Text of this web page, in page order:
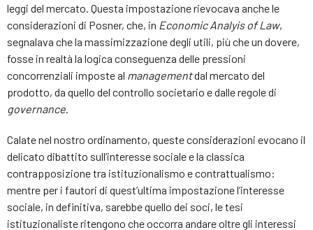
leggi del mercato. Questa impostazione rievocava anche le
considerazioni di Posner, che, in Economic Analyis of Law,
segnalava che la massimizzazione degli utili, più che un dovere,
fosse in realtà la logica conseguenza delle pressioni
concorrenziali imposte al managementdal mercato del
prodotto, da quello del controllo societario e dalle regole di
governance
Calate nel nostro ordinamento, queste considerazioni evocano il
delicato dibattito sull’interesse sociale e la classica
contrapposizione tra istituzionalismo e contrattualismo:
mentre per i fautori di quest’ultima impostazione l’interesse
sociale, in definitiva, sarebbe quello dei soci, le tesi
istituzionaliste ritengono che occorra andare oltre gli interessi